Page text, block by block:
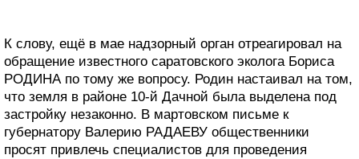
К слову, ещё в мае надзорный орган отреагировал на
обращение известного саратовского эколога Бориса
РОДИНА по тому же вопросу. Родин настаивал на том,
что земля в районе 10-й Дачной была выделена под
застройку незаконно. В мартовском письме к
губернатору Валерию РАДАЕВУ общественники
просят привлечь специалистов для проведения